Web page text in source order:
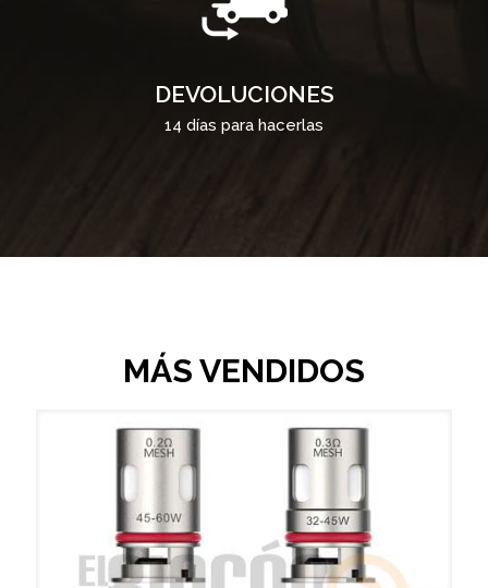
DEVOLUCIONES
14 días para hacerlas
MÁS VENDIDOS